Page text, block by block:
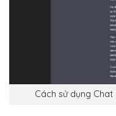
Cách sử dụng